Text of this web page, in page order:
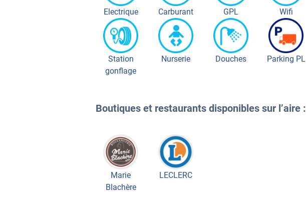
Electrique Carburant GPL Wifi
Station
gonflage
Nurserie Douches Parking PL
Boutiques et restaurants disponibles sur l’aire :
Marie
Blachère
LECLERC